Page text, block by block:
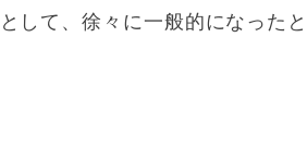
して、徐々に一般的になった